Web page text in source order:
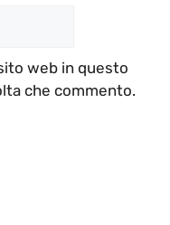
web in questo
che commento.